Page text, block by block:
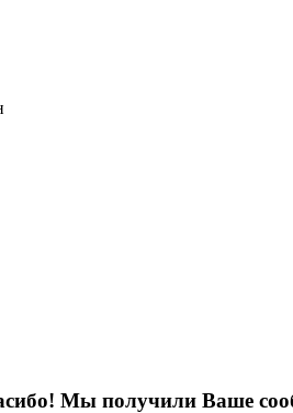
Мы получили Ваше